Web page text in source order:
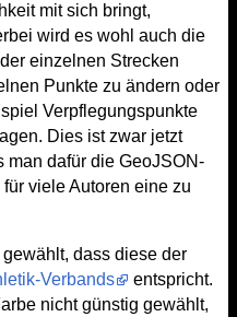
mit sich bringt,
wird es wohl auch die
einzelnen Strecken
Punkte zu ändern oder
Verpflegungspunkte
Dies ist zwar jetzt
man dafür die GeoJSON-
viele Autoren eine zu
dass diese der
Verbands
entspricht.
nicht günstig gewählt,